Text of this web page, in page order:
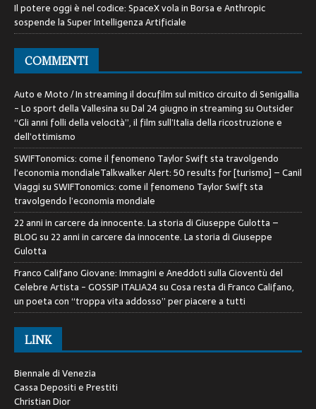
Il potere oggi è nel codice: SpaceX vola in Borsa e Anthropic
sospende la Super Intelligenza Artificiale
COMMENTI
Auto e Moto / In streaming il docufilm sul mitico circuito di Senigallia
- Lo sport della VallesinasuDal 24 giugno in streaming su Outsider
“Gli anni folli della velocità”, il film sull’Italia della ricostruzione e
dell’ottimismo
SWIFTonomics: come il fenomeno Taylor Swift sta travolgendo
l’economia mondialeTalkwalker Alert: 50 results for [turismo] – Canil
ViaggisuSWIFTonomics: come il fenomeno Taylor Swift sta
travolgendo l’economia mondiale
22 anni in carcere da innocente. La storia di Giuseppe Gulotta –
BLOGsu 22 anni in carcere da innocente. La storia di Giuseppe
Gulotta
Franco Califano Giovane: Immagini e Aneddoti sulla Gioventù del
Celebre Artista - GOSSIP ITALIA24suCosa resta di Franco Califano,
un poeta con “troppa vita addosso” per piacere a tutti
LINK
Biennale di Venezia
Cassa Depositi e Prestiti
Christian Dior